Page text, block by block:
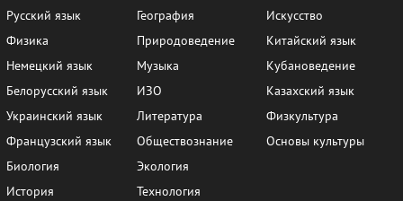
Русский язык
Физика
Немецкий язык
Белорусский язык
Украинский язык
Французский язык
Биология
История
География
Природоведение
Музыка
ИЗО
Литература
Обществознание
Экология
Технология
Искусство
Китайский язык
Кубановедение
Казахский язык
Физкультура
Основы культуры